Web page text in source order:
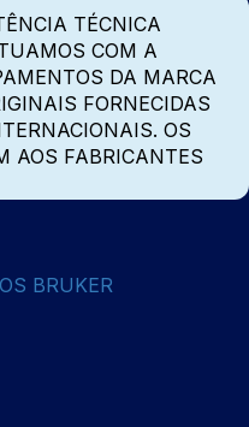
TÉCNICA
COM A
DA MARCA
FORNECIDAS
OS
AOS FABRICANTES